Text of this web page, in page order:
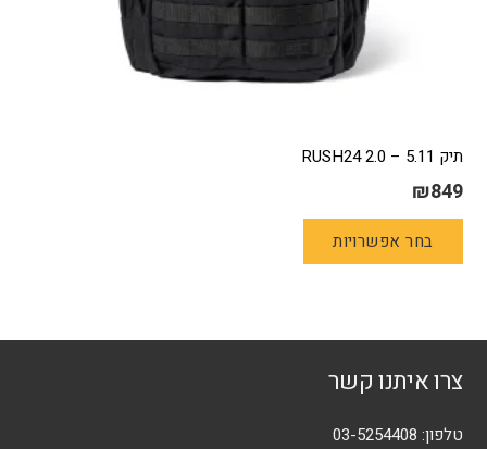
תיק 5.11 – 2.0 RUSH24
₪849
בחר אפשרויות
צרו איתנו קשר
טלפון: 03-5254408